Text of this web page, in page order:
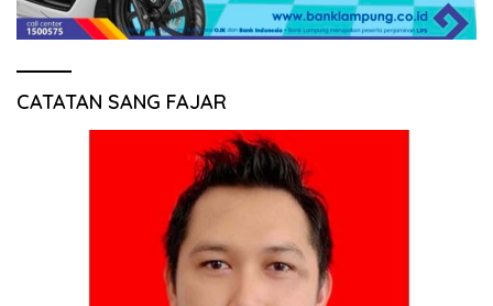
CATATAN SANG FAJAR